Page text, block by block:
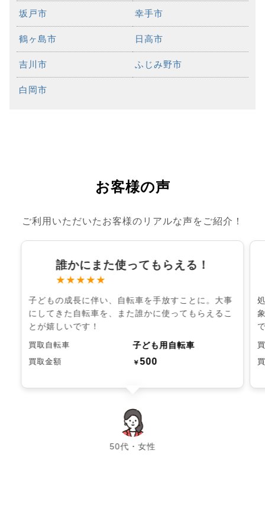
坂戸市 幸手市
鶴ヶ島市 日高市
吉川市 ふじみ野市
白岡市
お客様の声
ご利用いただいたお客様のリアルな声をご紹介！
誰かにまた使ってもらえる！
★★★★★
子どもの成長に伴い、自転車を手放すことに。大事
にしてきた自転車を、また誰かに使ってもらえるこ
とが嬉しいです！
買取自転車 子ども用自転車
買取金額 ￥500
50代・女性
chevron_left chevron_right